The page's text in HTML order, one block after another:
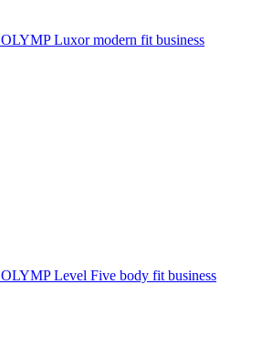
OLYMP Luxor modern fit business
OLYMP Level Five body fit business